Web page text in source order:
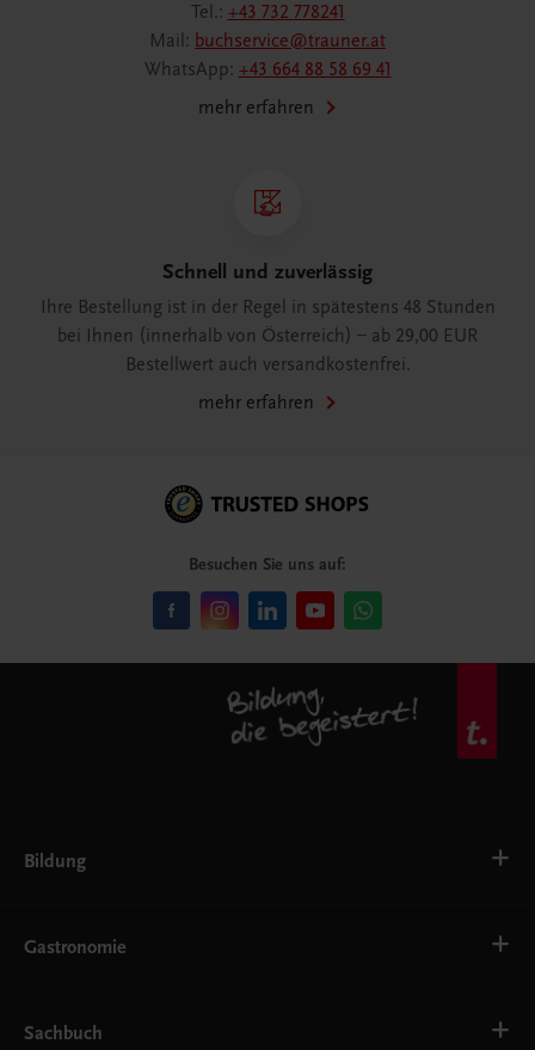
Tel.: +43 732 778241
Mail: buchservice@trauner.at
WhatsApp: +43 664 88 58 69 41
mehr erfahren
Schnell und zuverlässig
Ihre Bestellung ist in der Regel in spätestens 48 Stunden
bei Ihnen (innerhalb von Österreich) – ab 29,00 EUR
Bestellwert auch versandkostenfrei.
mehr erfahren
Besuchen Sie uns auf:
Bildung
AHS
EWF/ZWF
FW
Gastronomie
Getränke
Sachbuch